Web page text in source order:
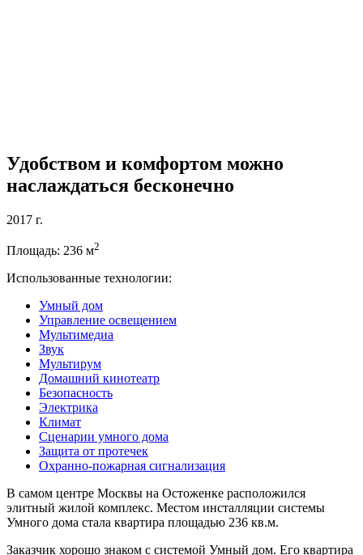
Удобством и комфортом можно
наслаждаться бесконечно
2017 г.
Площадь: 236 м2
Использованные технологии:
Умный дом
Управление освещением
Мультимедиа
Звук
Мультирум
Домашний кинотеатр
Безопасность
Электрика
Климат
Сценарии умного дома
Защита от протечек
Охранно-пожарная сигнализация
В самом центре Москвы на Остоженке расположился
элитный жилой комплекс. Местом инсталляции системы
Умного дома стала квартира площадью 236 кв.м.
Заказчик хорошо знаком с системой Умный дом. Его квартира